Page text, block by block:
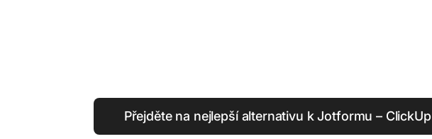
Přejděte na nejlepší alternativu k Jotformu – ClickUp